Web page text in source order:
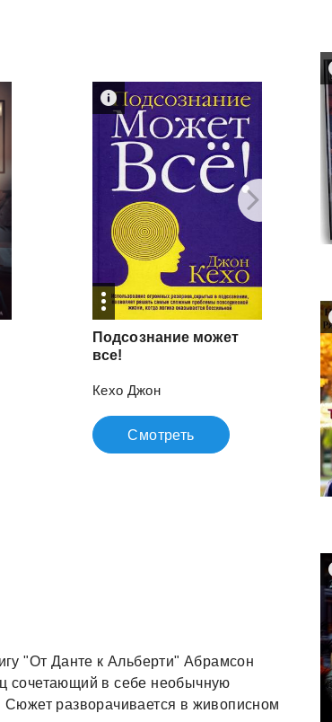
Подсознание может
все!
Кехо Джон
Смотреть
"От Данте к Альберти" Абрамсон
сочетающий в себе необычную
Сюжет разворачивается в живописном